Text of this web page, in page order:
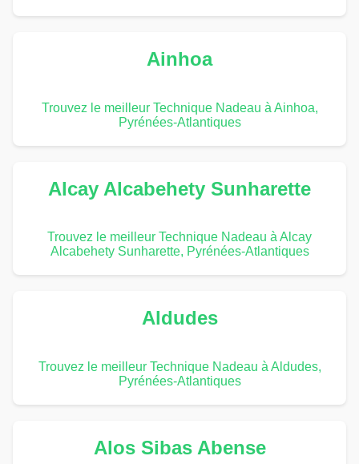
Ainhoa
Trouvez le meilleur Technique Nadeau à Ainhoa,
Pyrénées-Atlantiques
Alcay Alcabehety Sunharette
Trouvez le meilleur Technique Nadeau à Alcay
Alcabehety Sunharette, Pyrénées-Atlantiques
Aldudes
Trouvez le meilleur Technique Nadeau à Aldudes,
Pyrénées-Atlantiques
Alos Sibas Abense